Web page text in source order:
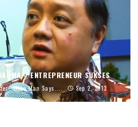
– ENTREPRENEUR SUKSES
Wise Man Says.... Sep 2, 2013